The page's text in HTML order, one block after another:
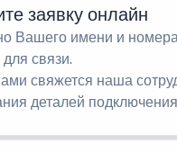
заявку онлайн
Вашего имени и
связи.
свяжется наша
деталей